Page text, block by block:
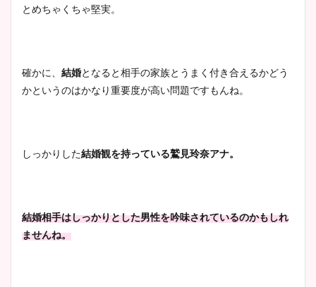
とめちゃくちゃ堅実。
確かに、 結婚となると相手の家族とうまく付き合えるかどう
かというのはかなり重要度が高い問題ですもんね。
しっかりした結婚観を持っている鷲見玲奈アナ。
結婚相手はしっかりとした男性を吟味されているのかもしれ
ませんね。